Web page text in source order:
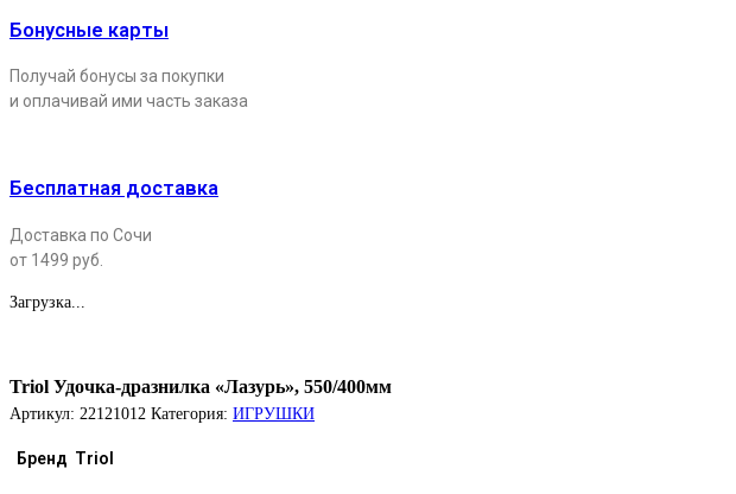
Бонусные карты
Получай бонусы за покупки
и оплачивай ими часть заказа
Бесплатная доставка
Доставка по Сочи
от 1499 руб.
Загрузка...
Triol Удочка-дразнилка «Лазурь», 550/400мм
Артикул: 22121012 Категория: ИГРУШКИ
Бренд Triol